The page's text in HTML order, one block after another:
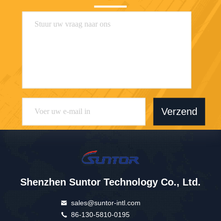
Verzend
Shenzhen Suntor Technology Co., Ltd.
sales@suntor-intl.com
86-130-5810-0195